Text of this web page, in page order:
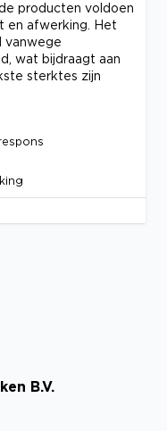
producten voldoen
en afwerking. Het
vanwege
wat bijdraagt aan
sterktes zijn
B.V.